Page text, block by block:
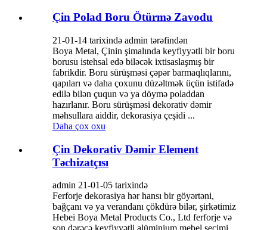
Çin Polad Boru Ötürmə Zavodu
21-01-14 tarixində admin tərəfindən
Boya Metal, Çinin şimalında keyfiyyətli bir boru
borusu istehsal edə biləcək ixtisaslaşmış bir
fabrikdir. Boru sürüşməsi çəpər barmaqlıqlarını,
qapıları və daha çoxunu düzəltmək üçün istifadə
edilə bilən çuqun və ya döymə poladdan
hazırlanır. Boru sürüşməsi dekorativ dəmir
məhsullara aiddir, dekorasiya çeşidi ...
Daha çox oxu
Çin Dekorativ Dəmir Element
Təchizatçısı
admin 21-01-05 tarixində
Ferforje dekorasiya hər hansı bir göyərtəni,
bağçanı və ya verandanı çökdürə bilər, şirkətimiz
Hebei Boya Metal Products Co., Ltd ferforje və